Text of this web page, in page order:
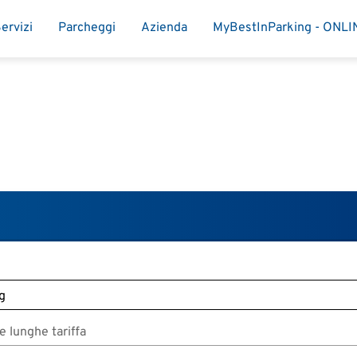
Parcheggi Azienda MyBestInParking -
lunghe tariffa